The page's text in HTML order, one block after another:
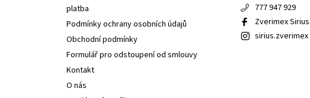
platba
Podmínky ochrany osobních údajů
Obchodní podmínky
Formulář pro odstoupení od smlouvy
Kontakt
O nás
777 947 929
Zverimex Sirius
sirius.zverimex